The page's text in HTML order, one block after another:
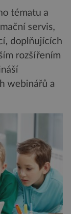
tématu a
servis,
doplňujících
rozšířením
webinářů a